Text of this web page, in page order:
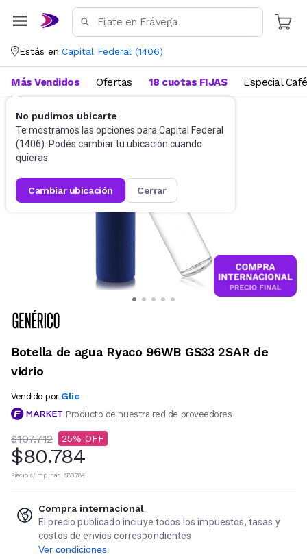
Estás en Capital Federal (1406)
No pudimos ubicarte
Te mostramos las opciones para Capital Federal
(1406). Podés cambiar tu ubicación cuando
quieras.
cambiar ubicación cerrar
Más Vendidos Ofertas 18 cuotas FIJAS Especial Café
Funcional, pilates y yoga
Botella de agua Ryaco 96WB GS33 2SAR de
vidrio
Vendido por Glic
Producto de nuestra red de proveedores
$107.712 25
$80.784
Precio s/imp. nac. $80.784
Compra internacional
El precio publicado incluye todos los impuestos, tasas y
costos de envíos correspondientes
Ver condiciones